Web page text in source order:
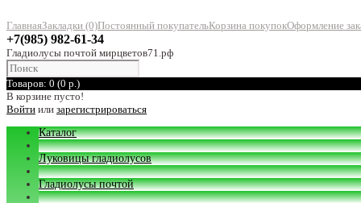
ГлавнаяЗакладки (0)Постоянный покупательКорзина покупокОформление
+7(985) 982-61-34
Гладиолусы почтой мирцветов71.рф
Товаров: 0 (0 р.)
В корзине пусто!
Войти или зарегистрироваться
Каталог
Луковицы гладиолусов
Гладиолусы почтой